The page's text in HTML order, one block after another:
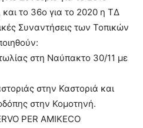
το 36ο για το 2020 η ΤΔ
Συναντήσεις των Τοπικών
στη Ναύπακτο 30/11 με
στην Καστοριά και
στην Κομοτηνή.